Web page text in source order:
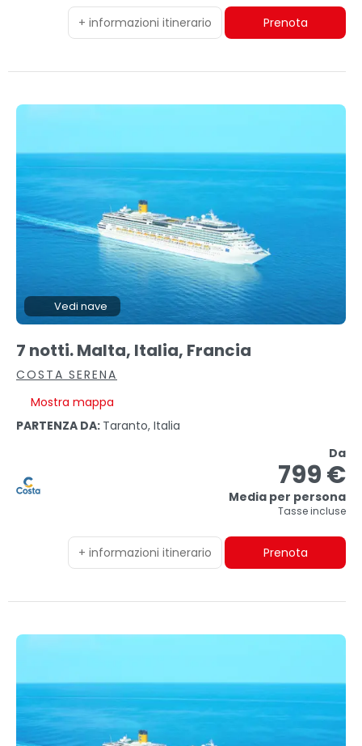
+ informazioni itinerario Prenota
Vedi nave
7 notti. Malta, Italia, Francia
COSTA SERENA
Mostra mappa
PARTENZA DA: Taranto, Italia
Da
799 €
Media per persona
Tasse incluse
+ informazioni itinerario Prenota